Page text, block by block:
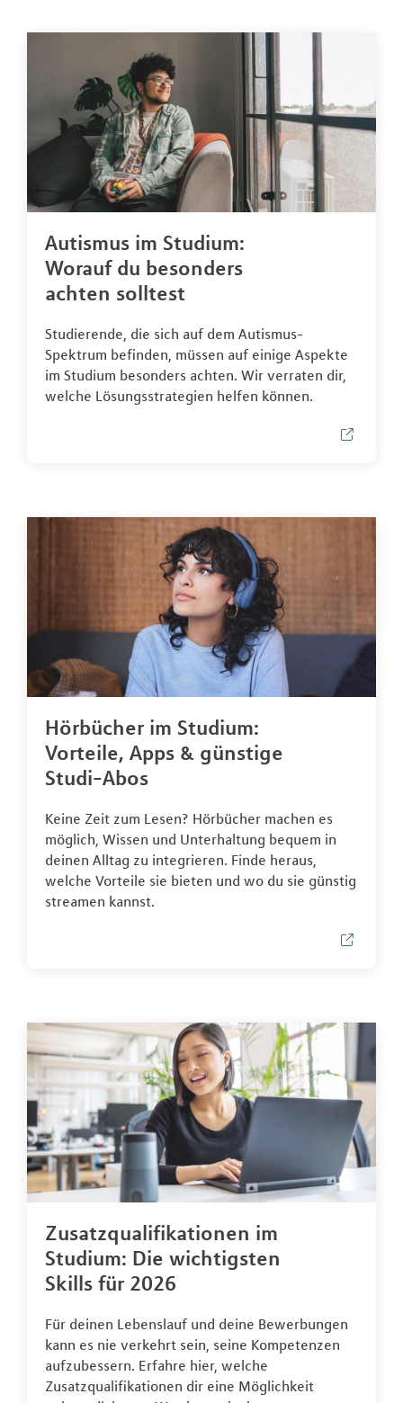
Autismus im Studium:
Worauf du besonders
achten solltest
Studierende, die sich auf dem Autismus-
Spektrum befinden, müssen auf einige Aspekte
im Studium besonders achten. Wir verraten dir,
welche Lösungsstrategien helfen können.
Hörbücher im Studium:
Vorteile, Apps & günstige
Studi-Abos
Keine Zeit zum Lesen? Hörbücher machen es
möglich, Wissen und Unterhaltung bequem in
deinen Alltag zu integrieren. Finde heraus,
welche Vorteile sie bieten und wo du sie günstig
streamen kannst.
Zusatzqualifikationen im
Studium: Die wichtigsten
Skills für 2026
Für deinen Lebenslauf und deine Bewerbungen
kann es nie verkehrt sein, seine Kompetenzen
aufzubessern. Erfahre hier, welche
Zusatzqualifikationen dir eine Möglichkeit